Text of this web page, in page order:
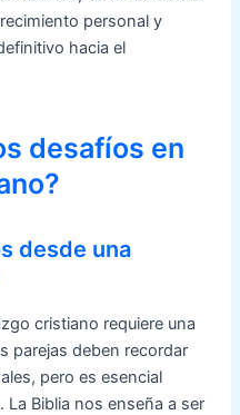
personal y
hacia el
desafíos en
desde una
cristiano requiere una
parejas deben recordar
pero es esencial
Biblia nos enseña a ser